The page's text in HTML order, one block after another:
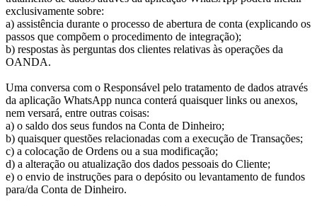
exclusivamente sobre:
a) assistência durante o processo de abertura de conta (explicando os
passos que compõem o procedimento de integração);
b) respostas às perguntas dos clientes relativas às operações da
OANDA.
Uma conversa com o Responsável pelo tratamento de dados através
da aplicação WhatsApp nunca conterá quaisquer links ou anexos,
nem versará, entre outras coisas:
a) o saldo dos seus fundos na Conta de Dinheiro;
b) quaisquer questões relacionadas com a execução de Transações;
c) a colocação de Ordens ou a sua modificação;
d) a alteração ou atualização dos dados pessoais do Cliente;
e) o envio de instruções para o depósito ou levantamento de fundos
para/da Conta de Dinheiro.